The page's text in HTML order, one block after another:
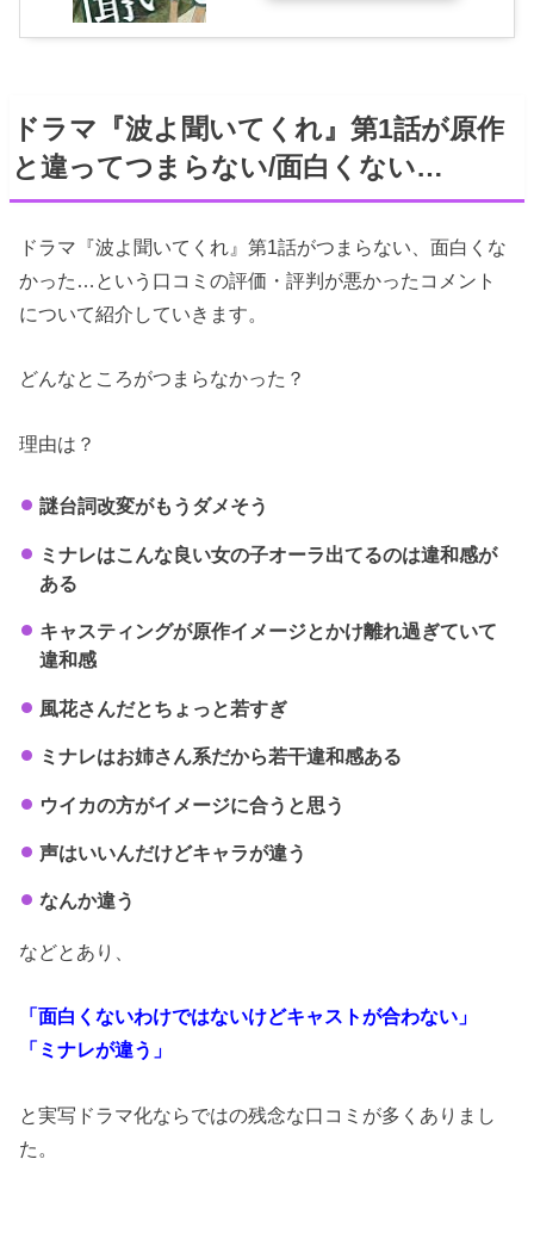
ドラマ『波よ聞いてくれ』第1話が原作
と違ってつまらない/面白くない…
ドラマ『波よ聞いてくれ』第1話がつまらない、面白くな
かった…という口コミの評価・評判が悪かったコメント
について紹介していきます。
どんなところがつまらなかった？
理由は？
謎台詞改変がもうダメそう
ミナレはこんな良い女の子オーラ出てるのは違和感が
ある
キャスティングが原作イメージとかけ離れ過ぎていて
違和感
風花さんだとちょっと若すぎ
ミナレはお姉さん系だから若干違和感ある
ウイカの方がイメージに合うと思う
声はいいんだけどキャラが違う
なんか違う
などとあり、
「面白くないわけではないけどキャストが合わない」
「ミナレが違う」
と実写ドラマ化ならではの残念な口コミが多くありまし
た。